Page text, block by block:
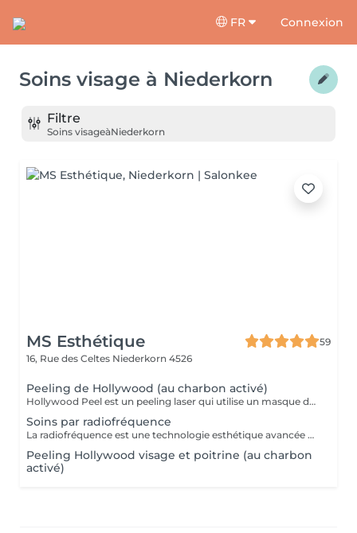
FR Connexion
Soins visage à Niederkorn
Filtre
Soins visageàNiederkorn
MS Esthétique
59
16, Rue des Celtes Niederkorn 4526
Peeling de Hollywood (au charbon activé)
Hollywood Peel est un peeling laser qui utilise un masque de charbon posé sur la peau comme vecteur de chaleur pour la rajeunir et la nettoyer en profondeur. Ce soin donne un coup d'éclat immédiat sans aucune éviction sociale. Grâce au Hollywood Peel, votre peau est exfoliée, les lésions solaires et pigmentaires sont réduites, la synthèse de collagène est stimulée, l'acné est régulée et votre grain de peau est unifié. Votre peau retrouve sa lumière naturelle dès la première séance d'Hollywood Peel. Les résultats durent plusieurs mois en fonction de l'état de la peau, du type de peau et du mode de vie.
Soins par radiofréquence
La radiofréquence est une technologie esthétique avancée qui chauffe les couches profondes de la peau afin de stimuler le collagène. Ce traitement procure un effet raffermissant, améliore les contours du visage et aide à réduire l'apparence de la cellulite pour une peau plus lisse et plus jeune. Peau plus ferme et tonifiée Réduction des rides et ridules Amélioration de l'élasticité de la peau Effet liftant naturel Réduction de l'aspect de la cellulite
Peeling Hollywood visage et poitrine (au charbon
activé)